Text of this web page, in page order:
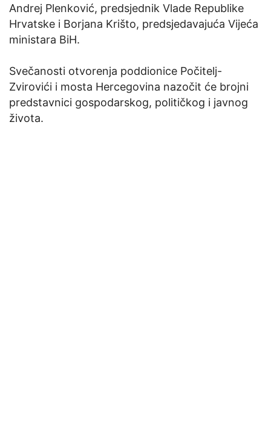
Andrej Plenković, predsjednik Vlade Republike
Hrvatske i Borjana Krišto, predsjedavajuća Vijeća
ministara BiH.
Svečanosti otvorenja poddionice Počitelj-
Zvirovići i mosta Hercegovina nazočit će brojni
predstavnici gospodarskog, političkog i javnog
života.